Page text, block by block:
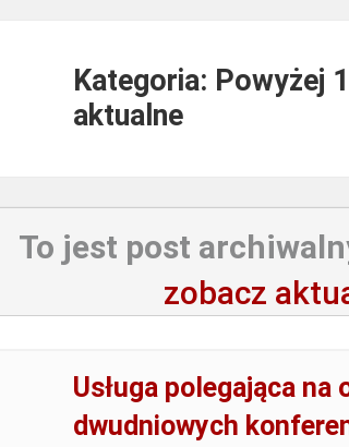
Kategoria: Powyżej
aktualne
To jest post
zobacz
Usługa polegająca
dwudniowych